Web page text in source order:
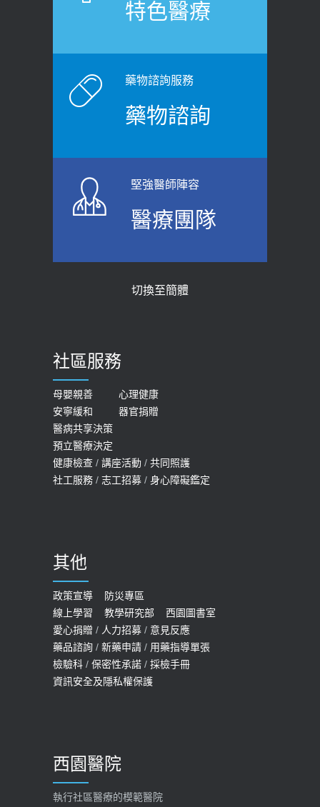
特色醫療
藥物諮詢服務
藥物諮詢
堅強醫師陣容
醫療團隊
切換至簡體
社區服務
母嬰親善
心理健康
安寧緩和
器官捐贈
醫病共享決策
預立醫療決定
健康檢查 / 講座活動 / 共同照護
社工服務 / 志工招募 / 身心障礙鑑定
其他
政策宣導
防災專區
線上學習
教學研究部
西園圖書室
愛心捐贈 / 人力招募 / 意見反應
藥品諮詢 / 新藥申請 / 用藥指導單張
檢驗科 / 保密性承諾 / 採檢手冊
資訊安全及隱私權保護
西園醫院
執行社區醫療的模範醫院